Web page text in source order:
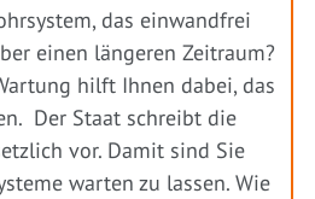
das einwandfrei
einen längeren Zeitraum?
hilft Ihnen dabei, das
Der Staat schreibt die
vor. Damit sind Sie
warten zu lassen. Wie